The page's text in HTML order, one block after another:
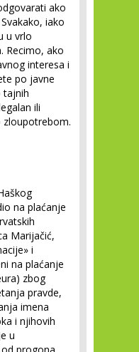
ako
iako
u vrlo
Recimo, ako
interesa i
po javne
tajnih
ili
zloupotrebom.
na plaćanje
Marijačić,
i
na plaćanje
zbog
pravde,
imena
i njihovih
u